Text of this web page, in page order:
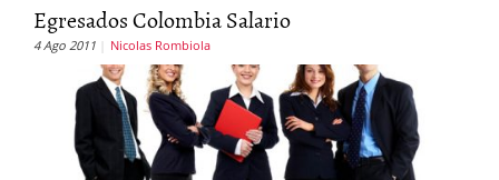
Egresados Colombia Salario
4 Ago 2011 Nicolas Rombiola